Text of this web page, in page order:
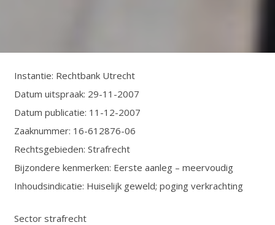
Instantie: Rechtbank Utrecht
Datum uitspraak: 29-11-2007
Datum publicatie: 11-12-2007
Zaaknummer: 16-612876-06
Rechtsgebieden: Strafrecht
Bijzondere kenmerken: Eerste aanleg – meervoudig
Inhoudsindicatie: Huiselijk geweld; poging verkrachting
Sector strafrecht